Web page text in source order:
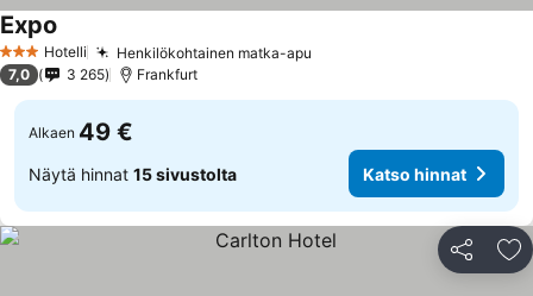
3 Tähtiluokitus
Hotelli Henkilökohtainen matka-apu
Expo
7,0 3 265 Frankfurt
Alkaen 49 €
Näytä hinnat 15 sivustolta Katso hinnat
Jaa